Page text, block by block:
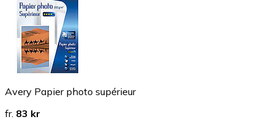
Avery Papier photo supérieur
fr. 83 kr